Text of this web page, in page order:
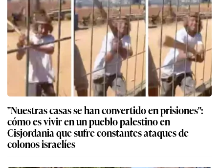
"Nuestras casas se han convertido en prisiones":
cómo es vivir en un pueblo palestino en
Cisjordania que sufre constantes ataques de
colonos israelíes